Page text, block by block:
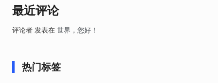
最近评论
评论者 发表在 世界，您好！
热门标签